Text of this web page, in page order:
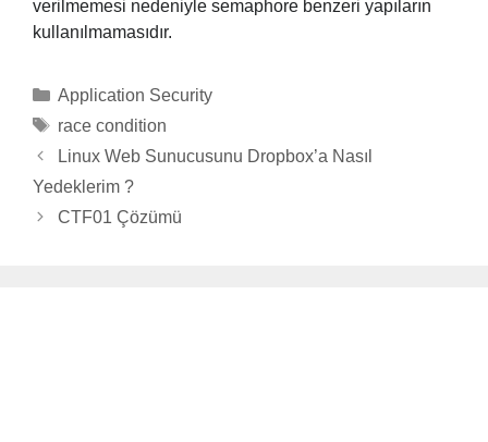
verilmemesi nedeniyle semaphore benzeri yapıların
kullanılmamasıdır.
Categories
Application Security
Tags
race condition
Linux Web Sunucusunu Dropbox’a Nasıl
Yedeklerim ?
CTF01 Çözümü